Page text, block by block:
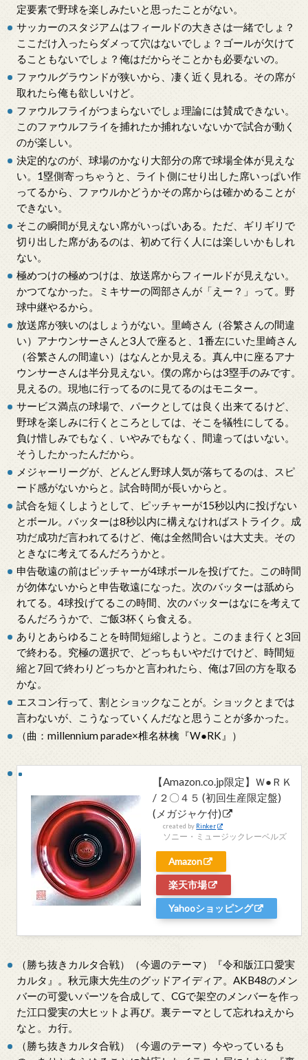
定要素で野球を楽しみたいと思ったことがない。
サッカーのスタジアムはフィールドの大きさは一緒でしょ？
ここだけ入ったらダメって穴はないでしょ？ゴールが欠けて
ることもないでしょ？俺はだからそことかも必要ないの。
ファウルグラウンドが狭いから、凄く近く見れる。その席が
取れたら俺も欲しいけど。
ファウルフライがつまらないでしょ理論には賛成できない。
このファウルフライを捕れたか捕れないないかで試合が動く
のが楽しい。
決定的なのが、球場のかなり大部分の席で球場全体が見えな
い。1塁側寄っちゃうと、ライト側にせり出した席いっぱい作
ってるから、ファウルかどうかその席からは確かめることが
できない。
そこの瞬間が見えない席がいっぱいある。ただ、ギリギリで
切り出した席があるのは、初めて行く人には楽しいかもしれ
ない。
極めつけの極めつけは、放送席からフィールドが見えない。
かつてなかった。ミキサーの岡部さんが「えー？」って。野
球中継やるから。
放送席が狭いのはしょうがない。里崎さん（谷繁さんの間違
い）アナウンサーさんと3人で座ると、1番左にいた里崎さん
（谷繁さんの間違い）はなんとか見える。真ん中に座るアナ
ウンサーさんは半分見えない。僕の席からは3塁手のみです。
見えるの。現地に行ってるのに見てるのはモニター。
サービス満点の球場で、パークとしては良く出来てるけど、
野球を楽しみに行くところとしては、そこを犠牲にしてる。
負け惜しみでもなく、いやみでもなく、間違ってはいない。
そうしたかったんだから。
メジャーリーグが、どんどん野球人気が落ちてるのは、スピ
ード感がないからと。試合時間が長いからと。
試合を短くしようとして、ピッチャーが15秒以内に投げない
とボール。バッターは8秒以内に構えなければストライク。成
功だ成功だ言われてるけど、俺は全然間合いは大丈夫。その
ときなに考えてるんだろうかと。
申告敬遠の前はピッチャーが4球ボールを投げてた。この時間
が勿体ないからと申告敬遠になった。次のバッターは舐めら
れてる。4球投げてるこの時間、次のバッターはなにを考えて
るんだろうかで、ご飯3杯くら食える。
ありとあらゆることを時間短縮しようと。このまま行くと3回
で終わる。究極の選択で、どっちもいやだけでけど、時間短
縮と7回で終わりどっちかと言われたら、俺は7回の方を取る
かな。
エスコン行って、割とショックなことが。ショックとまでは
言わないが、こうなっていくんだなと思うことが多かった。
（曲：millennium parade×椎名林檎『W●RK』）
【Amazon.co.jp限定】Ｗ●ＲＫ
/ ２〇４５ (初回生産限定盤)
(メガジャケ付)
created by Rinker
ソニー・ミュージックレーベルズ
Amazon
楽天市場
Yahooショッピング
（勝ち抜きカルタ合戦）（今週のテーマ）『令和版江口愛実
カルタ』。秋元康大先生のグッドアイディア。AKB48のメン
バーの可愛いパーツを合成して、CGで架空のメンバーを作っ
た江口愛実の大ヒットよ再び。裏テーマとして忘れねえから
なと。カ行。
（勝ち抜きカルタ合戦）（今週のテーマ）今やっているも